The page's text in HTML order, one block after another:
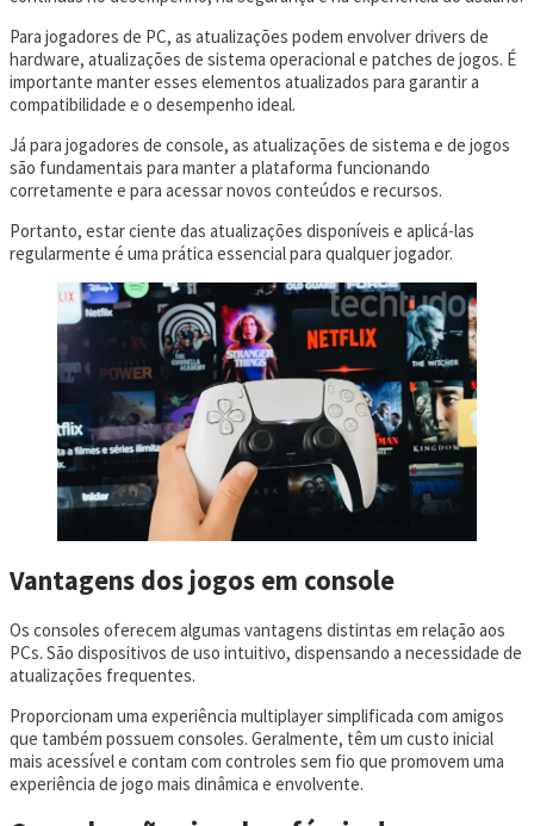
Para jogadores de PC, as atualizações podem envolver drivers de
hardware, atualizações de sistema operacional e patches de jogos. É
importante manter esses elementos atualizados para garantir a
compatibilidade e o desempenho ideal.
Já para jogadores de console, as atualizações de sistema e de jogos
são fundamentais para manter a plataforma funcionando
corretamente e para acessar novos conteúdos e recursos.
Portanto, estar ciente das atualizações disponíveis e aplicá-las
regularmente é uma prática essencial para qualquer jogador.
Vantagens dos jogos em console
Os consoles oferecem algumas vantagens distintas em relação aos
PCs. São dispositivos de uso intuitivo, dispensando a necessidade de
atualizações frequentes.
Proporcionam uma experiência multiplayer simplificada com amigos
que também possuem consoles. Geralmente, têm um custo inicial
mais acessível e contam com controles sem fio que promovem uma
experiência de jogo mais dinâmica e envolvente.